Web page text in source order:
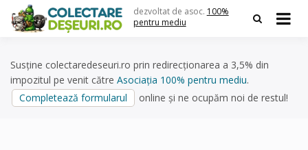
content
dezvoltat de asoc. 100%
pentru mediu
Susține colectaredeseuri.ro prin redirecționarea a 3,5% din
impozitul pe venit către Asociația 100% pentru mediu.
Completează formularul
online și ne ocupăm noi de restul!